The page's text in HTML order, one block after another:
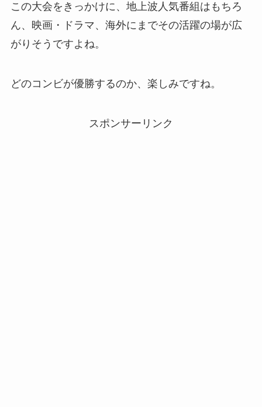
この大会をきっかけに、地上波人気番組はもちろ
ん、映画・ドラマ、海外にまでその活躍の場が広
がりそうですよね。
どのコンビが優勝するのか、楽しみですね。
スポンサーリンク